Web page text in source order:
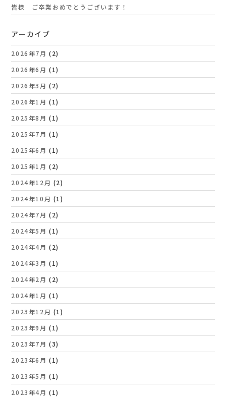
皆様 ご卒業おめでとうございます！
アーカイブ
2026年7月 (2)
2026年6月 (1)
2026年3月 (2)
2026年1月 (1)
2025年8月 (1)
2025年7月 (1)
2025年6月 (1)
2025年1月 (2)
2024年12月 (2)
2024年10月 (1)
2024年7月 (2)
2024年5月 (1)
2024年4月 (2)
2024年3月 (1)
2024年2月 (2)
2024年1月 (1)
2023年12月 (1)
2023年9月 (1)
2023年7月 (3)
2023年6月 (1)
2023年5月 (1)
2023年4月 (1)